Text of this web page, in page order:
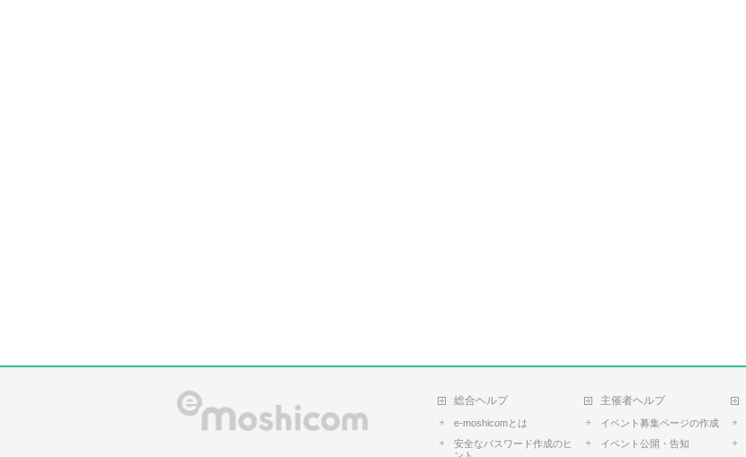
総合ヘルプ
e-moshicomとは
安全なパスワード作成のヒ
主催者ヘルプ
イベント募集ページの作成
イベント公開・告知